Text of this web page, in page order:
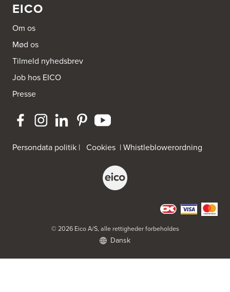
EICO
Om os
Mød os
Tilmeld nyhedsbrev
Job hos EICO
Presse
Persondata politik | Cookies |Whistleblowerordning
© 2026 Eico A/S, alle rettigheder forbeholdes
Dansk